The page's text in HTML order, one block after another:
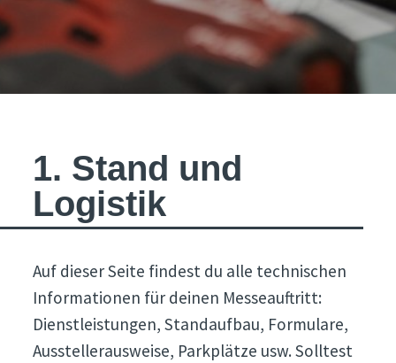
1. Stand und
Logistik
Auf dieser Seite findest du alle technischen
Informationen für deinen Messeauftritt:
Dienstleistungen, Standaufbau, Formulare,
Ausstellerausweise, Parkplätze usw. Solltest